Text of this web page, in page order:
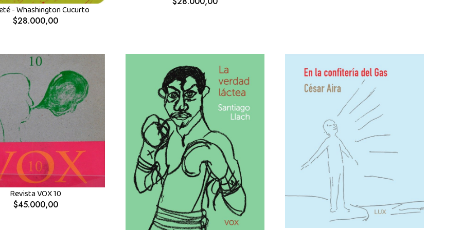
- Whashington Cucurto
$28.000,00
Revista VOX 10
$45.000,00